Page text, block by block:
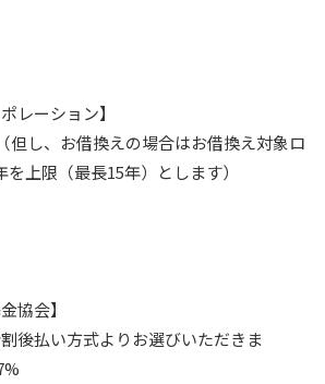
レーション】
但し、お借換えの場合はお借換え対象ロ
上限（最長15年）とします）
協会】
後払い方式よりお選びいただきま